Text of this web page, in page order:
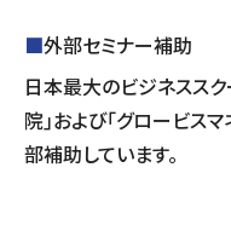
■外部セミナー補助
日本最大のビジネスス
院｣および｢グロービス
部補助しています。